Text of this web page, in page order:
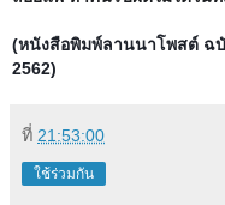
(หนังสือพิมพ์ลานนาโพสต์ ฉ
2562)
ที่ 21:53:00
ใช้ร่วมกัน